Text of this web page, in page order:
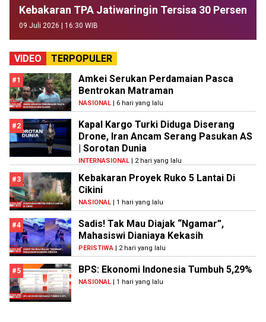
Kebakaran TPA Jatiwaringin Tersisa 30 Persen
09 Juli 2026 | 16:30 WIB
VIDEO TERPOPULER
#1
Amkei Serukan Perdamaian Pasca
Bentrokan Matraman
NASIONAL | 6 hari yang lalu
#2
Kapal Kargo Turki Diduga Diserang
Drone, Iran Ancam Serang Pasukan AS
| Sorotan Dunia
INTERNASIONAL | 2 hari yang lalu
#3
Kebakaran Proyek Ruko 5 Lantai Di
Cikini
NASIONAL | 1 hari yang lalu
#4
Sadis! Tak Mau Diajak “Ngamar”,
Mahasiswi Dianiaya Kekasih
PERISTIWA | 2 hari yang lalu
#5 BPS: Ekonomi Indonesia Tumbuh 5,29%
NASIONAL | 1 hari yang lalu